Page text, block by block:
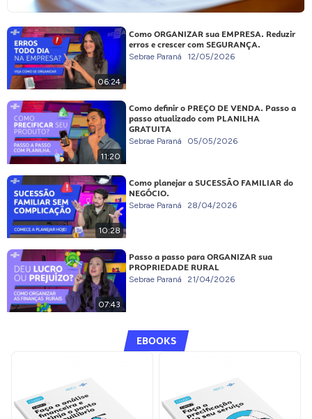
06:24
Como ORGANIZAR sua EMPRESA. Reduzir
erros e crescer com SEGURANÇA.
Sebrae Paraná 12/05/2026
11:20
Como definir o PREÇO DE VENDA. Passo a
passo atualizado com PLANILHA
GRATUITA
Sebrae Paraná 05/05/2026
10:28
Como planejar a SUCESSÃO FAMILIAR do
NEGÓCIO.
Sebrae Paraná 28/04/2026
07:43
Passo a passo para ORGANIZAR sua
PROPRIEDADE RURAL
Sebrae Paraná 21/04/2026
EBOOKS